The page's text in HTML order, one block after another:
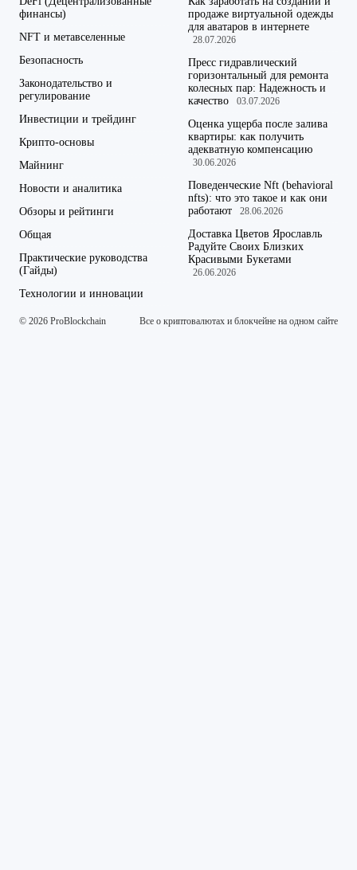
финансы)
NFT и метавселенные
Безопасность
Законодательство и
регулирование
Инвестиции и трейдинг
Крипто-основы
Майнинг
Новости и аналитика
Обзоры и рейтинги
Общая
Практические руководства
(Гайды)
Технологии и инновации
продаже виртуальной одежды
для аватаров в интернете
28.07.2026
Пресс гидравлический
горизонтальный для ремонта
колесных пар: Надежность и
качество
03.07.2026
Оценка ущерба после залива
квартиры: как получить
адекватную компенсацию
30.06.2026
Поведенческие Nft (behavioral
nfts): что это такое и как они
работают
28.06.2026
Доставка Цветов Ярославль
Радуйте Своих Близких
Красивыми Букетами
26.06.2026
© 2026 ProBlockchain Все о криптовалютах и блокчейне на одном сайте